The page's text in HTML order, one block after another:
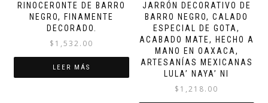
RINOCERONTE DE BARRO
NEGRO, FINAMENTE
DECORADO.
$ 1,532.00
LEER MÁS
JARRÓN DECORATIVO DE
BARRO NEGRO, CALADO
ESPECIAL DE GOTA,
ACABADO MATE, HECHO A
MANO EN OAXACA,
ARTESANÍAS MEXICANAS
LULA’ NAYA’ NI
$ 1,218.00